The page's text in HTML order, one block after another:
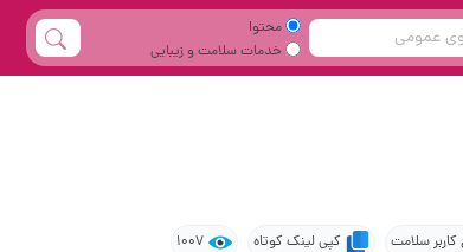
محتوا
خدمات سلامت و زیبایی
کاربر سلامت کپی لینک کوتاه 1007